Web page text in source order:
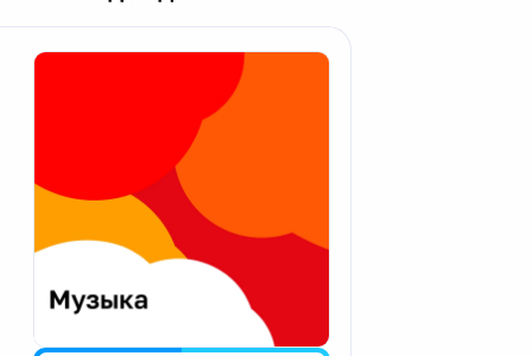
Апатиты
Екатеринбург
Калининград
Калуга